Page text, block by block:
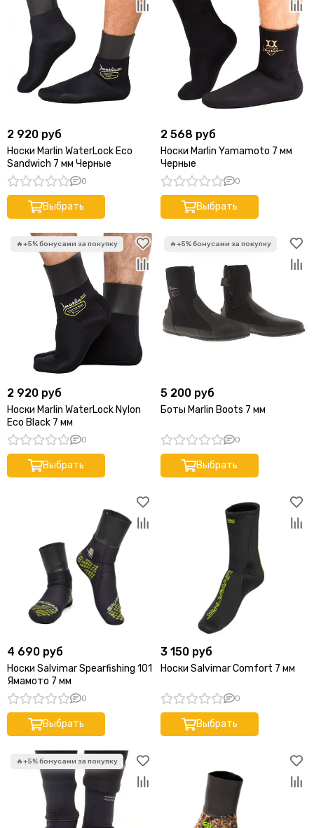
2 920 руб
Носки Marlin WaterLock Eco
Sandwich 7 мм Черные
0
Выбрать
2 568 руб
Носки Marlin Yamamoto 7 мм
Черные
0
Выбрать
2 920 руб
Носки Marlin WaterLock Nylon
Eco Black 7 мм
0
Выбрать
5 200 руб
Боты Marlin Boots 7 мм
0
Выбрать
4 690 руб
Носки Salvimar Spearfishing 101
Ямамото 7 мм
0
Выбрать
3 150 руб
Носки Salvimar Comfort 7 мм
0
Выбрать